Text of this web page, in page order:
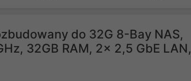
do 32G 8-Bay NAS,
32GB RAM, 2x 2,5 GbE LAN,